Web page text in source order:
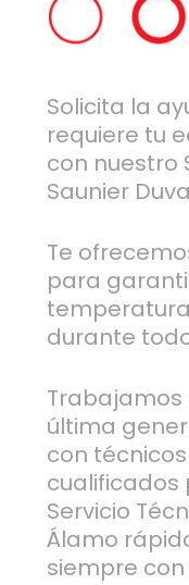
Solicita la
requiere tu
con nuestro
Saunier
Te
para
durante
última
con
cualificados
Servicio
Álamo
siempre